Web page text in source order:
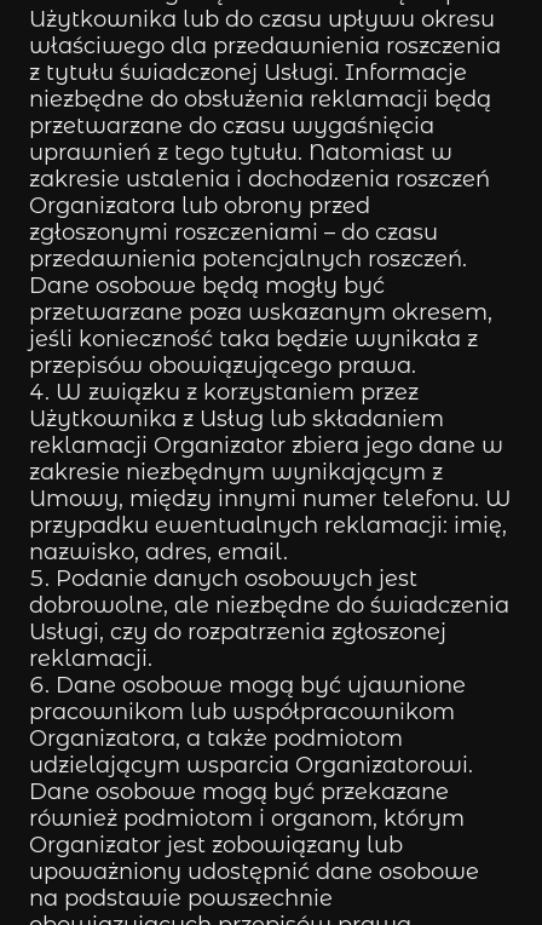
Użytkownika lub do czasu upływu okresu
właściwego dla przedawnienia roszczenia
z tytułu świadczonej Usługi. Informacje
niezbędne do obsłużenia reklamacji będą
przetwarzane do czasu wygaśnięcia
uprawnień z tego tytułu. Natomiast w
zakresie ustalenia i dochodzenia roszczeń
Organizatora lub obrony przed
zgłoszonymi roszczeniami – do czasu
przedawnienia potencjalnych roszczeń.
Dane osobowe będą mogły być
przetwarzane poza wskazanym okresem,
jeśli konieczność taka będzie wynikała z
przepisów obowiązującego prawa.
W związku z korzystaniem przez
Użytkownika z Usług lub składaniem
reklamacji Organizator zbiera jego dane w
zakresie niezbędnym wynikającym z
Umowy, między innymi numer telefonu. W
przypadku ewentualnych reklamacji: imię,
nazwisko, adres, email.
Podanie danych osobowych jest
dobrowolne, ale niezbędne do świadczenia
Usługi, czy do rozpatrzenia zgłoszonej
reklamacji.
Dane osobowe mogą być ujawnione
pracownikom lub współpracownikom
Organizatora, a także podmiotom
udzielającym wsparcia Organizatorowi.
Dane osobowe mogą być przekazane
również podmiotom i organom, którym
Organizator jest zobowiązany lub
upoważniony udostępnić dane osobowe
na podstawie powszechnie